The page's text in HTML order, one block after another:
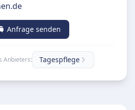
Anfrage senden
Anbieters: Tagespflege